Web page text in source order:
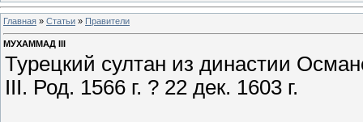
Главная » Статьи » Правители
МУХАММАД III
Турецкий султан из династии
III. Род. 1566 г. ? 22 дек. 1603 г.